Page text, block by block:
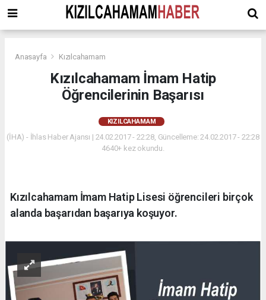
Anasayfa Kızılcahamam
Kızılcahamam İmam Hatip
Öğrencilerinin Başarısı
KIZILCAHAMAM
(İHA) - İhlas Haber Ajansı | 24.02.2017 - 22:28, Güncelleme: 24.02.2017 - 22:28
4640+ kez okundu.
Kızılcahamam İmam Hatip Lisesi öğrencileri birçok
alanda başarıdan başarıya koşuyor.